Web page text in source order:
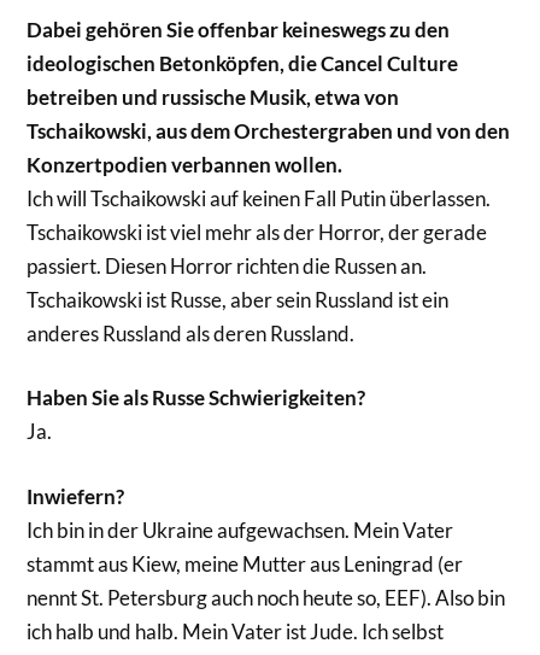
Dabei gehören Sie offenbar keineswegs zu den
ideologischen Betonköpfen, die Cancel Culture
betreiben und russische Musik, etwa von
Tschaikowski, aus dem Orchestergraben und von den
Konzertpodien verbannen wollen.
Ich will Tschaikowski auf keinen Fall Putin überlassen.
Tschaikowski ist viel mehr als der Horror, der gerade
passiert. Diesen Horror richten die Russen an.
Tschaikowski ist Russe, aber sein Russland ist ein
anderes Russland als deren Russland.
Haben Sie als Russe Schwierigkeiten?
Ja.
Inwiefern?
Ich bin in der Ukraine aufgewachsen. Mein Vater
stammt aus Kiew, meine Mutter aus Leningrad (er
nennt St. Petersburg auch noch heute so, EEF). Also bin
ich halb und halb. Mein Vater ist Jude. Ich selbst